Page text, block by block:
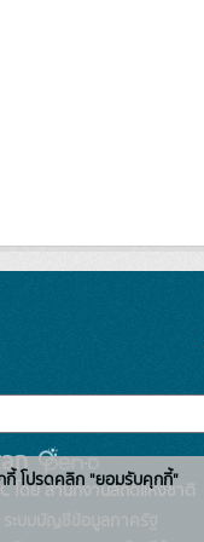
โดย สำนักงานสถิติแห่งชาติ
กี้ โปรดคลิก "ยอมรับคุกกี้"